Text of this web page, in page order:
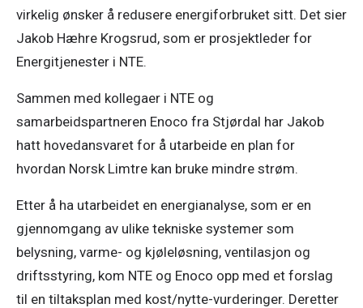
virkelig ønsker å redusere energiforbruket sitt. Det sier
Jakob Hæhre Krogsrud, som er prosjektleder for
Energitjenester i NTE.
Sammen med kollegaer i NTE og
samarbeidspartneren Enoco fra Stjørdal har Jakob
hatt hovedansvaret for å utarbeide en plan for
hvordan Norsk Limtre kan bruke mindre strøm.
Etter å ha utarbeidet en energianalyse, som er en
gjennomgang av ulike tekniske systemer som
belysning, varme- og kjøleløsning, ventilasjon og
driftsstyring, kom NTE og Enoco opp med et forslag
til en tiltaksplan med kost/nytte-vurderinger. Deretter